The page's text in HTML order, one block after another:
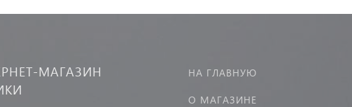
МАГАЗИН
НА ГЛАВНУЮ
О МАГАЗИНЕ